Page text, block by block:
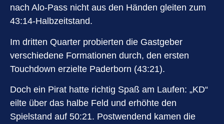
nach Alo-Pass nicht aus den Händen gleiten zum
43:14-Halbzeitstand.
Im dritten Quarter probierten die Gastgeber
verschiedene Formationen durch, den ersten
Touchdown erzielte Paderborn (43:21).
Doch ein Pirat hatte richtig Spaß am Laufen: „KD“
eilte über das halbe Feld und erhöhte den
Spielstand auf 50:21. Postwendend kamen die